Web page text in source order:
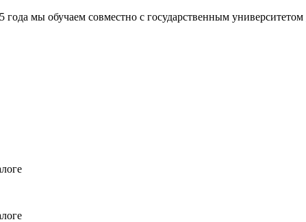
обучаем совместно с государственным университетом